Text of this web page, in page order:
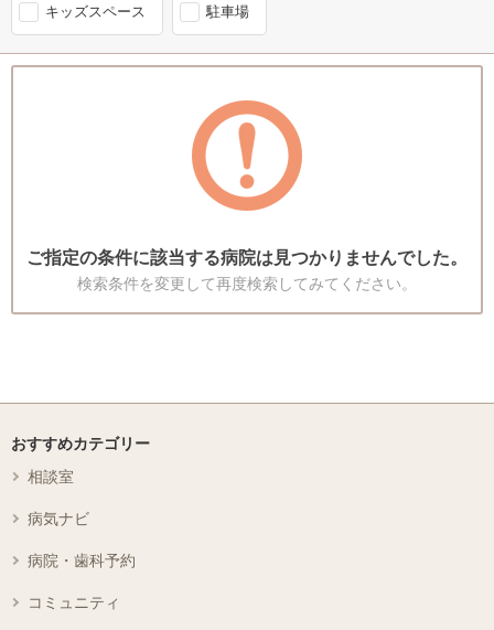
キッズスペース 駐車場
ご指定の条件に該当する病院は見つかりませんでした。
検索条件を変更して再度検索してみてください。
おすすめカテゴリー
相談室
病気ナビ
病院・歯科予約
コミュニティ